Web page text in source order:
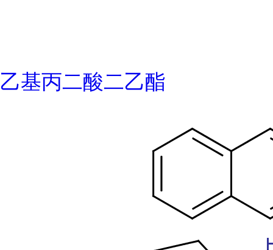
乙基丙二酸二乙酯